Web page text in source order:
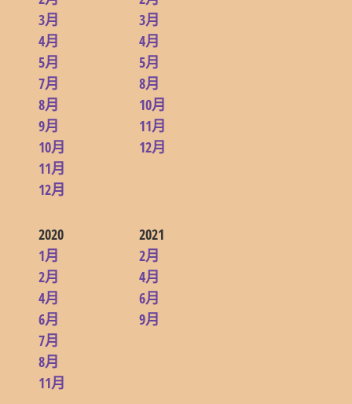
3月
4月
5月
7月
8月
9月
10月
11月
12月
3月
4月
5月
8月
10月
11月
12月
2020
1月
2月
4月
6月
7月
8月
11月
2021
2月
4月
6月
9月